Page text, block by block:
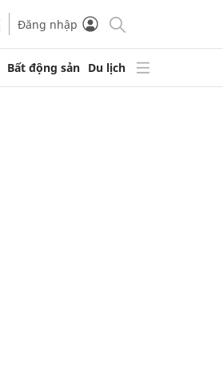
Đăng nhập
Bất động sản Du lịch